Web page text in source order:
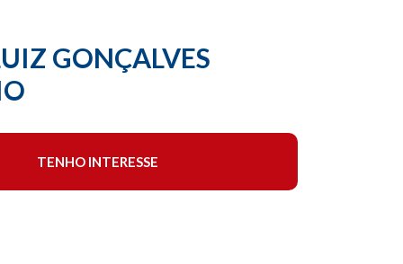
GONÇALVES
TENHO INTERESSE